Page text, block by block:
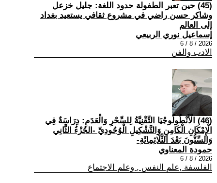
(45) حين تعبر الطفولة حدود اللغة: جليل خزعل
وشاكر حسن راضي في مشروع ثقافي يستعيد بغداد
إلى العالم
إسماعيل نوري الربيعي
2026 / 8 / 6
الادب والفن
(46) الْأَنْطُولُوجْيَا التِّقْنِيَّةُ لِلسِّحْرِ وَالْعَدَمِ: دِرَاسَةٌ فِي
الْإِمْكَانِ الْكَامِنِ وَالتَّشْكِيلِ الْوُجُودِيِّ -الجُزْءُ الثَّانِي
وَالسِّتُّونَ بَعْدَ الثَّلَاثِمِائَةِ-
حمودة المعناوي
2026 / 8 / 6
الفلسفة ,علم النفس , وعلم الاجتماع